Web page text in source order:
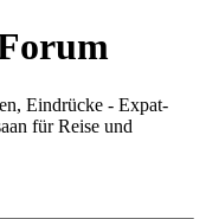
Eindrücke - Expat-
für Reise und